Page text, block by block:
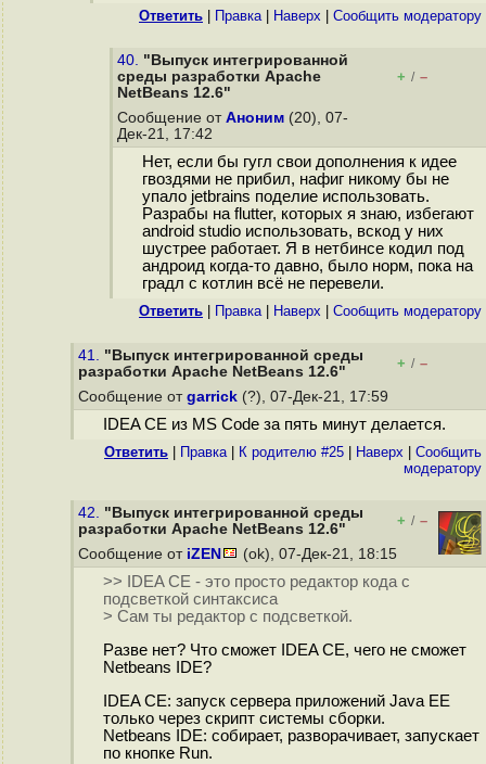
Ответить Правка| Наверх Cообщить модератору
40. "Выпуск интегрированной
среды разработки Apache
NetBeans 12.6"
+ / –
Сообщение от Аноним (20), 07-
Дек-21, 17:42
Нет, если бы гугл свои дополнения к идее
гвоздями не прибил, нафиг никому бы не
упало jetbrains поделие использовать.
Разрабы на flutter, которых я знаю, избегают
android studio использовать, вскод у них
шустрее работает. Я в нетбинсе кодил под
андроид когда-то давно, было норм, пока на
градл с котлин всё не перевели.
Ответить Правка| Наверх Cообщить модератору
41. "Выпуск интегрированной среды
разработки Apache NetBeans 12.6"
+ / –
Сообщение от garrick (?), 07-Дек-21, 17:59
IDEA CE из MS Code за пять минут делается.
Ответить Правка| К родителю #25 Наверх
Cообщить
модератору
42. "Выпуск интегрированной среды
разработки Apache NetBeans 12.6"
+ / –
Сообщение от iZEN (ok), 07-Дек-21, 18:15
>> IDEA CE - это просто редактор кода с
подсветкой синтаксиса
> Сам ты редактор с подсветкой.
Разве нет? Что сможет IDEA CE, чего не сможет
Netbeans IDE?
IDEA CE: запуск сервера приложений Java EE
только через скрипт системы сборки.
Netbeans IDE: собирает, разворачивает, запускает
по кнопке Run.